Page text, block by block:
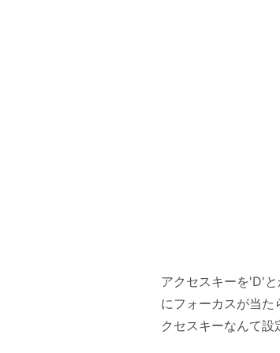
アクセスキーを'D'
にフォーカスが当
クセスキーなんて設